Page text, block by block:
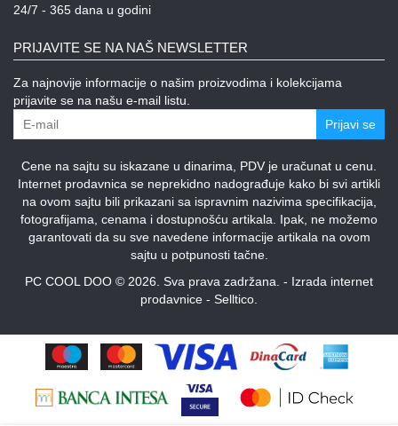
24/7 - 365 dana u godini
PRIJAVITE SE NA NAŠ NEWSLETTER
Za najnovije informacije o našim proizvodima i kolekcijama
prijavite se na našu e-mail listu.
Prijavi se
Cene na sajtu su iskazane u dinarima, PDV je uračunat u cenu.
Internet prodavnica se neprekidno nadograđuje kako bi svi artikli
na ovom sajtu bili prikazani sa ispravnim nazivima specifikacija,
fotografijama, cenama i dostupnošću artikala. Ipak, ne možemo
garantovati da su sve navedene informacije artikala na ovom
sajtu u potpunosti tačne.
PC COOL DOO © 2026. Sva prava zadržana. - Izrada internet
prodavnice - Selltico.